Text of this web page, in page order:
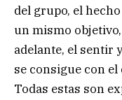
del grupo, el
un mismo
adelante, el sentir
se consigue con
Todas estas son